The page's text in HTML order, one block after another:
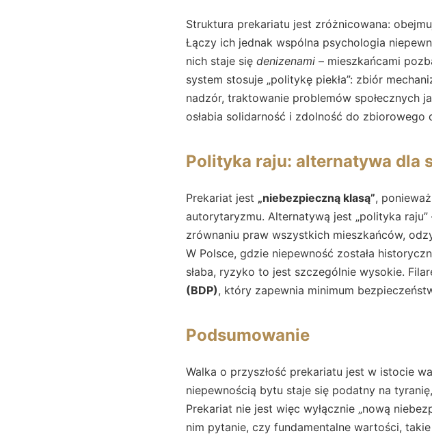
Struktura prekariatu jest zróżnicowana:
Łączy ich jednak wspólna psychologia
nich staje się denizenami – mieszkańcami
system stosuje „politykę piekła”: zbiór
nadzór, traktowanie problemów społecznych
osłabia solidarność i zdolność do zbiorowego
Polityka raju: alternatywa dla
Prekariat jest „niebezpieczną klasą”,
autorytaryzmu. Alternatywą jest „polityka
zrównaniu praw wszystkich mieszkańców,
W Polsce, gdzie niepewność została
słaba, ryzyko to jest szczególnie wysokie.
(BDP), który zapewnia minimum
Podsumowanie
Walka o przyszłość prekariatu jest w istocie
niepewnością bytu staje się podatny na
Prekariat nie jest więc wyłącznie „nową
nim pytanie, czy fundamentalne wartości,